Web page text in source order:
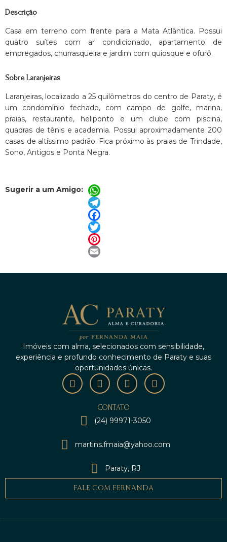
Descrição
Casa em terreno com frente para a Mata Atlântica. Possui
quatro suítes com ar condicionado, apartamento de
empregados, churrasqueira e jardim com quiosque e ofurô.
Sobre Laranjeiras
Laranjeiras, localizado a 25 quilômetros do centro de Paraty, é
um condomínio fechado, com campo de golfe, marina,
praias, restaurante, heliponto e um clube com piscina,
quadras de tênis e academia. Possui aproximadamente 200
casas de altíssimo padrão. Fica próximo às praias de Trindade,
Sono, Antigos e Ponta Negra.
Sugerir a um Amigo:
WhatsApp
Telegram
Facebook
Twitter
Pinterest
Imóveis com alma, selecionados com sensibilidade,
experiência e profundo conhecimento de Paraty e suas
oportunidades únicas.
CONTATO
(24) 99971-3050
martins.fmaia@yahoo.com
Paraty, RJ
FALE COM FERNANDA